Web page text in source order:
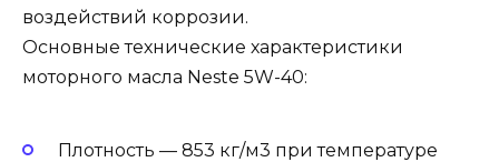
воздействий коррозии.
Основные технические характеристики
моторного масла Neste 5W-40:
Плотность — 853 кг/м3 при температуре